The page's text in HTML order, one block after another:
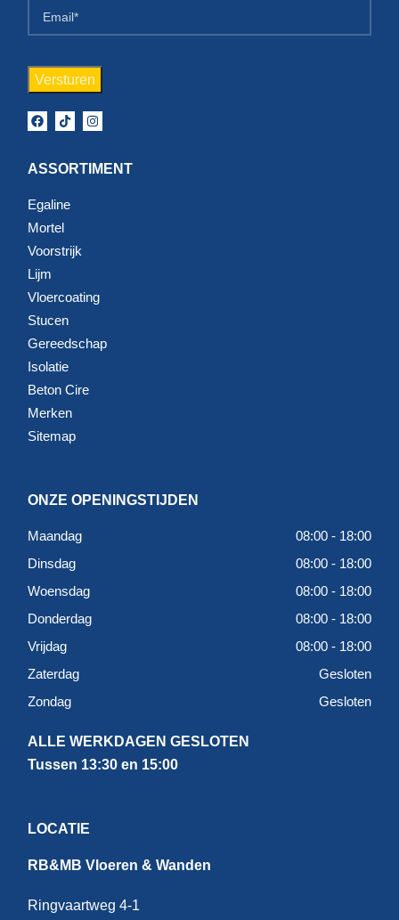
ASSORTIMENT
Egaline
Mortel
Voorstrijk
Lijm
Vloercoating
Stucen
Gereedschap
Isolatie
Beton Cire
Merken
Sitemap
ONZE OPENINGSTIJDEN
Maandag
08:00 - 18:00
Dinsdag
08:00 - 18:00
Woensdag
08:00 - 18:00
Donderdag
08:00 - 18:00
Vrijdag
08:00 - 18:00
Zaterdag
Gesloten
Zondag
Gesloten
ALLE WERKDAGEN GESLOTEN
Tussen 13:30 en 15:00
LOCATIE
RB&MB Vloeren & Wanden
Ringvaartweg 4-1